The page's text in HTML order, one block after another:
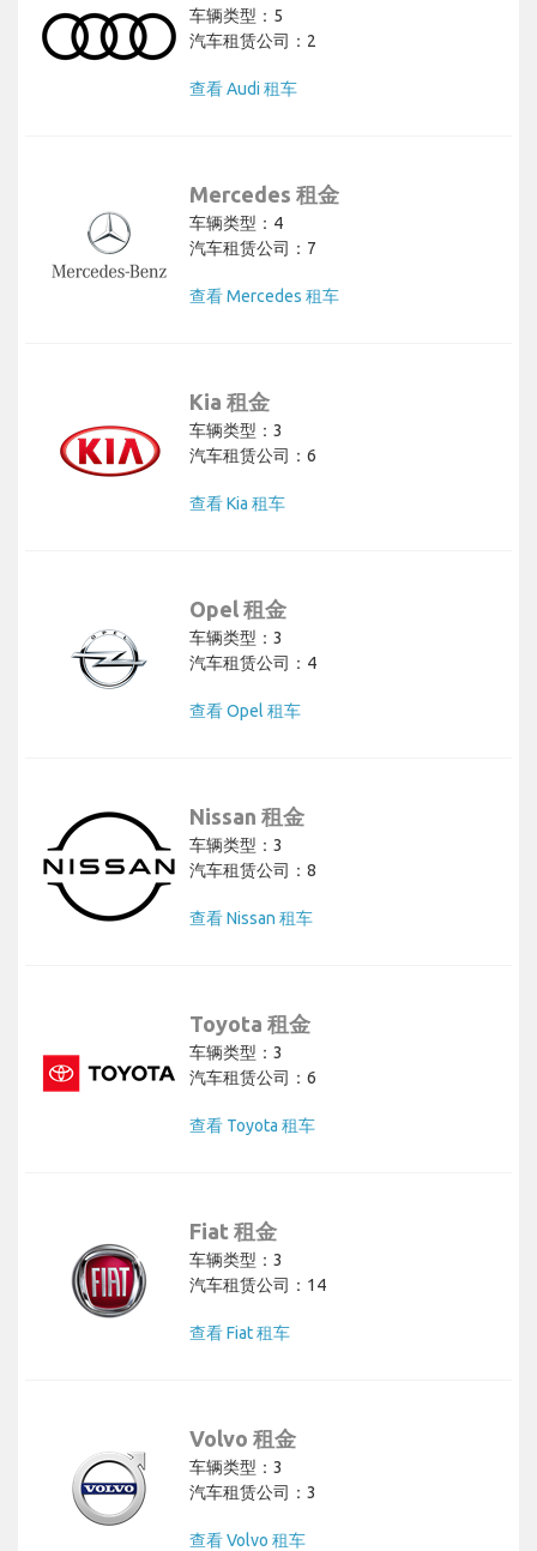
车辆类型：5
汽车租赁公司：2
查看 Audi 租车
Mercedes 租金
车辆类型：4
汽车租赁公司：7
查看 Mercedes 租车
Kia 租金
车辆类型：3
汽车租赁公司：6
查看 Kia 租车
Opel 租金
车辆类型：3
汽车租赁公司：4
查看 Opel 租车
Nissan 租金
车辆类型：3
汽车租赁公司：8
查看 Nissan 租车
Toyota 租金
车辆类型：3
汽车租赁公司：6
查看 Toyota 租车
Fiat 租金
车辆类型：3
汽车租赁公司：14
查看 Fiat 租车
Volvo 租金
车辆类型：3
汽车租赁公司：3
查看 Volvo 租车